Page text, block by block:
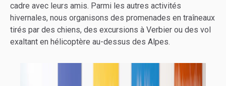
cadre avec leurs amis. Parmi les autres activités
hivernales, nous organisons des promenades en traîneaux
tirés par des chiens, des excursions à Verbier ou des vol
exaltant en hélicoptère au-dessus des Alpes.